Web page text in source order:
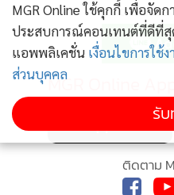
วงเจรจาไม่มีเรื่องปฏิรูปสถาบัน
นายสุชาติ ชมกลิ่น รมว.แรงงา
เรื่องตั้งคณะกรรมการสมานฉั
เวลาว่า คนเราอย่าไปคิดอะไร
กันเอง ต้องยึดหลักความเป็นจ
ยกฯ ก็พูดตลอดว่าท่านตั้งใจ แ
ติดตามข่าวส
MGR Online
ติดตาม
MGR Online ใช้คุกกี้ เพื่อจัด
ประสบการณ์คอนเทนต์ที่ดีที่
แอพพลิเคชั่น เงื่อนไขการใช้
ส่วนบุคคล
รั